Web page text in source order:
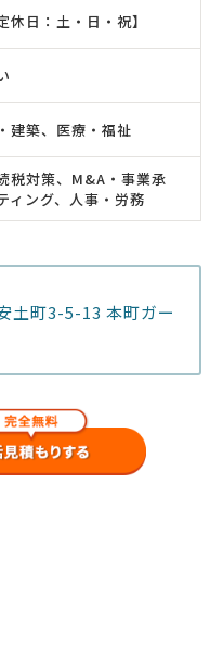
日：土・日・祝】
建築、医療・福祉
税対策、M&A・事業承
ィング、人事・労務
土町3-5-13 本町ガー